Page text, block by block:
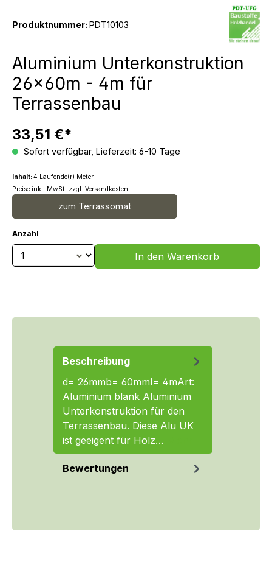
Produktnummer: PDT10103
Aluminium Unterkonstruktion
26x60m - 4m für
Terrassenbau
33,51 €*
Sofort verfügbar, Lieferzeit: 6-10 Tage
Inhalt:4 Laufende(r) Meter
Preise inkl. MwSt. zzgl. Versandkosten
zum Terrassomat
Anzahl
Produkt Anzahl: Gib denIn den Warenkorb
Beschreibung
d= 26mmb= 60mml= 4mArt:
Aluminium blank Aluminium
Unterkonstruktion für den
Terrassenbau. Diese Alu UK
ist geeigent für Holz…
Bewertungen